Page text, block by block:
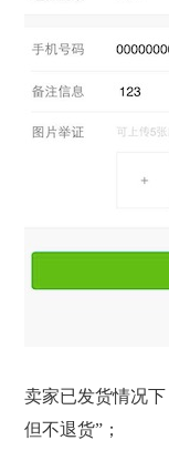
卖家已发货情况下
但不退货”；